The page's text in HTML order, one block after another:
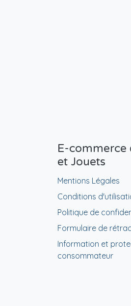
E-commerce
et Jouets
Mentions Légales
Conditions
Politique de
Formulaire de
Information et
consommateur